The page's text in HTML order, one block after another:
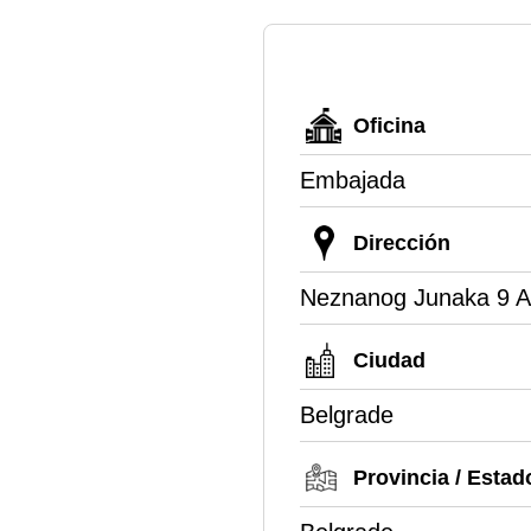
Oficina
Embajada
Dirección
Neznanog Junaka 9 A
Ciudad
Belgrade
Provincia /